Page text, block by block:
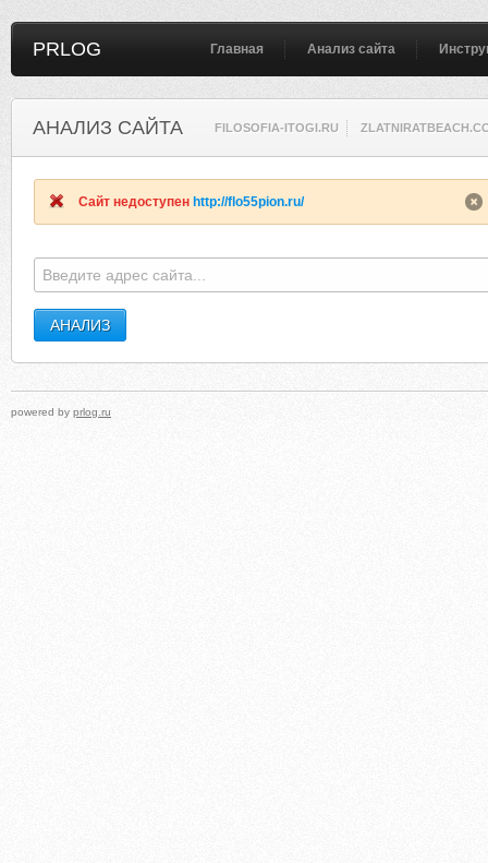
PRLOG Главная Анализ сайта
АНАЛИЗ САЙТА FILOSOFIA-ITOGI.RU
Сайт недоступен http://flo55pion.ru/
powered by prlog.ru